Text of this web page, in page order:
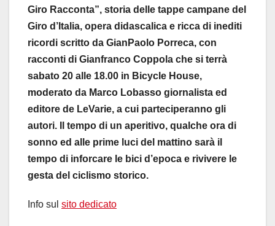
Giro Racconta”, storia delle tappe campane del
Giro d’Italia, opera didascalica e ricca di inediti
ricordi scritto da GianPaolo Porreca, con
racconti di Gianfranco Coppola che si terrà
sabato 20 alle 18.00 in Bicycle House,
moderato da Marco Lobasso giornalista ed
editore de LeVarie, a cui parteciperanno gli
autori. Il tempo di un aperitivo, qualche ora di
sonno ed alle prime luci del mattino sarà il
tempo di inforcare le bici d’epoca e rivivere le
gesta del ciclismo storico.
Info sul sito dedicato